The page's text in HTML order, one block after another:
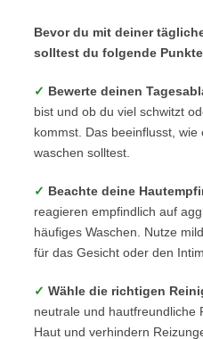
Bevor du mit deiner
solltest du folgende
✓ Bewerte deinen
bist und ob du viel schwitzt
kommst. Das beeinflusst,
waschen solltest.
✓ Beachte deine
reagieren empfindlich auf
häufiges Waschen. Nutze
für das Gesicht oder den
✓ Wähle die richtigen
neutrale und hautfreundliche
Haut und verhindern